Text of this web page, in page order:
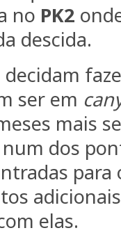
no PK2
descida.
ser em
mais
dos
elas.